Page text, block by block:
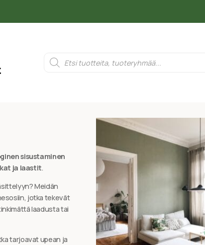
sisustaminen
ja laastit.
Meidän
jotka tekevät
laadusta tai
tarjoavat upean ja